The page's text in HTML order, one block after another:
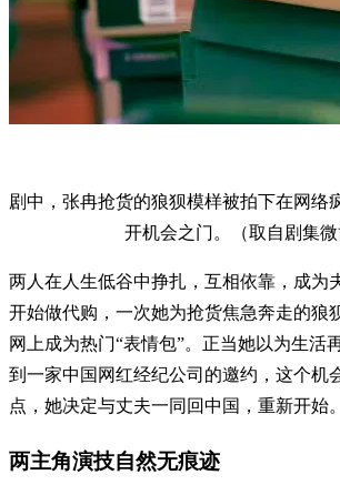
剧中，张冉抢货的狼狈模样被拍下在网络
开机会之门。（取自剧集微
两人在人生低谷中挣扎，互相依靠，成为
开始做代购，一次她为抢货焦急奔走的狼
网上成为热门“表情包”。正当她以为生活
到一家中国网红经纪公司的邀约，这个机
点，她决定与丈夫一同回中国，重新开始。
两主角演技自然无痕迹